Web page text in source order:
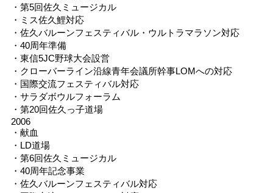
・第5回佐久ミュージカル
・ミス佐久鯉対応
・佐久バルーンフェスティバル・ウルトラマラソン対応
・40周年準備
・東信5JC野球大会設営
・クローバーライン沿線青年会議所幹事LOMへの対応
・国際交流フェスティバル対応
・サラダボウルフォーラム
・第20回佐久っ子道場
2006
・献血
・LD道場
・第6回佐久ミュージカル
・40周年記念事業
・佐久バルーンフェスティバル対応